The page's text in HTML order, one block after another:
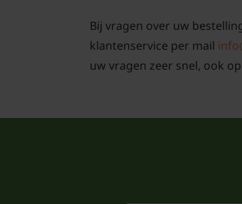
Bij vragen over uw
klantenservice per mail
uw vragen zeer snel, ook